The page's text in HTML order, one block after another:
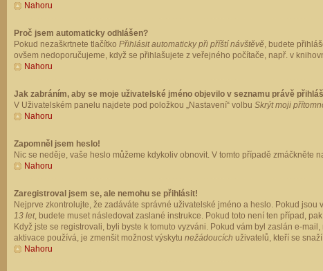
Nahoru
Proč jsem automaticky odhlášen?
Pokud nezaškrtnete tlačítko Přihlásit automaticky při příští návštěvě, budete
ovšem nedoporučujeme, když se přihlašujete z veřejného počítače, např. v
Nahoru
Jak zabráním, aby se moje uživatelské jméno objevilo v seznamu právě
V Uživatelském panelu najdete pod položkou „Nastavení“ volbu Skrýt moji
Nahoru
Zapomněl jsem heslo!
Nic se neděje, vaše heslo můžeme kdykoliv obnovit. V tomto případě zmáčkněte
Nahoru
Zaregistroval jsem se, ale nemohu se přihlásit!
Nejprve zkontrolujte, že zadáváte správné uživatelské jméno a heslo. Pokud
13 let, budete muset následovat zaslané instrukce. Pokud toto není ten případ,
Když jste se registrovali, byli byste k tomuto vyzváni. Pokud vám byl zaslán e-
aktivace používá, je zmenšit možnost výskytu nežádoucích uživatelů, kteří se
Nahoru